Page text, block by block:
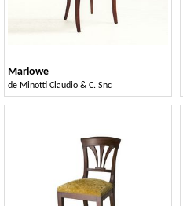
Marlowe
de Minotti Claudio & C. Snc